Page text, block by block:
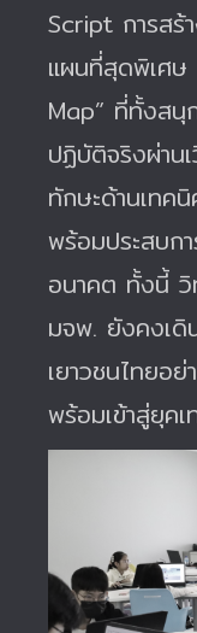
Script การสร้
แผนที่สุดพิเศษ
Map” ที่ทั้งสนุ
ปฏิบัติจริงผ่าน
ทักษะด้านเทค
พร้อมประสบก
อนาคต ทั้งนี้ วิ
มจพ. ยังคงเดิ
เยาวชนไทยอ
พร้อมเข้าสู่ยุค